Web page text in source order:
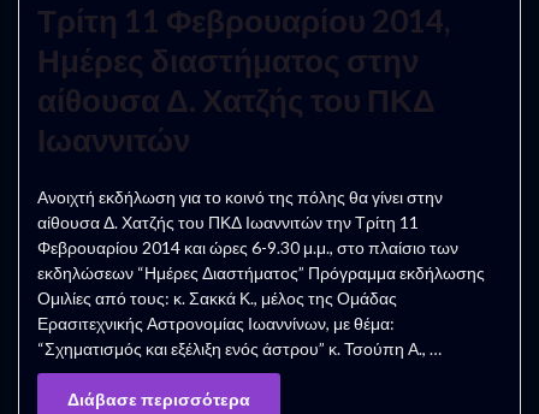
Τρίτη 11 Φεβρουαρίου 2014,
Ημέρες διαστήματος στην
αίθουσα Δ. Χατζής του ΠΚΔ
Ιωαννιτών
Ανοιχτή εκδήλωση για το κοινό της πόλης θα γίνει στην
αίθουσα Δ. Χατζής του ΠΚΔ Ιωαννιτών την Τρίτη 11
Φεβρουαρίου 2014 και ώρες 6-9.30 μ.μ., στο πλαίσιο των
εκδηλώσεων “Ημέρες Διαστήματος” Πρόγραμμα εκδήλωσης
Ομιλίες από τους: κ. Σακκά Κ., μέλος της Ομάδας
Ερασιτεχνικής Αστρονομίας Ιωαννίνων, με θέμα:
“Σχηματισμός και εξέλιξη ενός άστρου” κ. Τσούπη Α., …
Διάβασε περισσότερα